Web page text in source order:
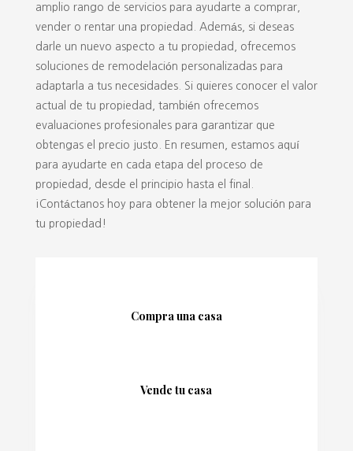
amplio rango de servicios para ayudarte a comprar,
vender o rentar una propiedad. Además, si deseas
darle un nuevo aspecto a tu propiedad, ofrecemos
soluciones de remodelación personalizadas para
adaptarla a tus necesidades. Si quieres conocer el valor
actual de tu propiedad, también ofrecemos
evaluaciones profesionales para garantizar que
obtengas el precio justo. En resumen, estamos aquí
para ayudarte en cada etapa del proceso de
propiedad, desde el principio hasta el final.
¡Contáctanos hoy para obtener la mejor solución para
tu propiedad!
Compra una casa
Vende tu casa